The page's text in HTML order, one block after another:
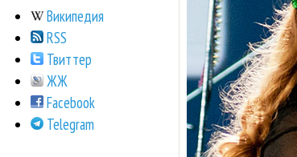
Википедия
RSS
Твиттер
ЖЖ
Facebook
Telegram